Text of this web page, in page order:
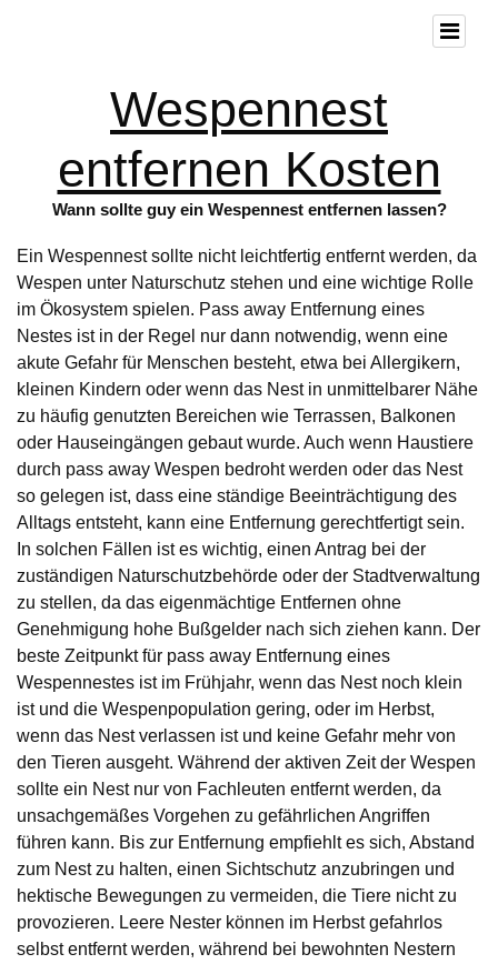
Wespennest
entfernen Kosten
Wann sollte guy ein Wespennest entfernen lassen?
Ein Wespennest sollte nicht leichtfertig entfernt werden, da
Wespen unter Naturschutz stehen und eine wichtige Rolle
im Ökosystem spielen. Pass away Entfernung eines
Nestes ist in der Regel nur dann notwendig, wenn eine
akute Gefahr für Menschen besteht, etwa bei Allergikern,
kleinen Kindern oder wenn das Nest in unmittelbarer Nähe
zu häufig genutzten Bereichen wie Terrassen, Balkonen
oder Hauseingängen gebaut wurde. Auch wenn Haustiere
durch pass away Wespen bedroht werden oder das Nest
so gelegen ist, dass eine ständige Beeinträchtigung des
Alltags entsteht, kann eine Entfernung gerechtfertigt sein.
In solchen Fällen ist es wichtig, einen Antrag bei der
zuständigen Naturschutzbehörde oder der Stadtverwaltung
zu stellen, da das eigenmächtige Entfernen ohne
Genehmigung hohe Bußgelder nach sich ziehen kann. Der
beste Zeitpunkt für pass away Entfernung eines
Wespennestes ist im Frühjahr, wenn das Nest noch klein
ist und die Wespenpopulation gering, oder im Herbst,
wenn das Nest verlassen ist und keine Gefahr mehr von
den Tieren ausgeht. Während der aktiven Zeit der Wespen
sollte ein Nest nur von Fachleuten entfernt werden, da
unsachgemäßes Vorgehen zu gefährlichen Angriffen
führen kann. Bis zur Entfernung empfiehlt es sich, Abstand
zum Nest zu halten, einen Sichtschutz anzubringen und
hektische Bewegungen zu vermeiden, die Tiere nicht zu
provozieren. Leere Nester können im Herbst gefahrlos
selbst entfernt werden, während bei bewohnten Nestern